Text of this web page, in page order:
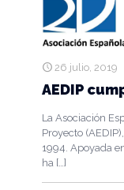
26 julio, 2019
AEDIP
La Asociación
Proyecto
1994. Apoyada
ha […]